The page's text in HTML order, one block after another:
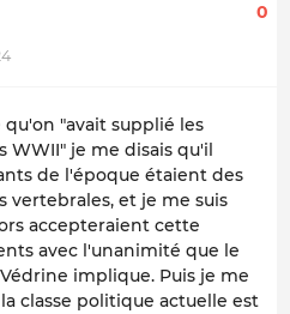
0
"avait supplié les
WWII" je me disais qu'il
de l'époque étaient des
vertebrales, et je me suis
accepteraient cette
avec l'unanimité que le
implique. Puis je me
classe politique actuelle est